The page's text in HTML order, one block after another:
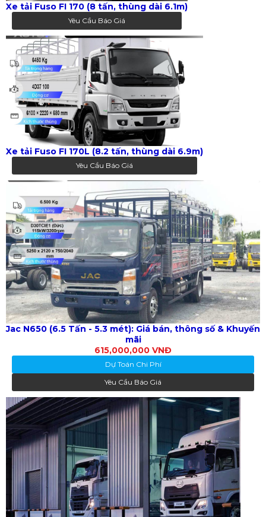
Xe tải Fuso FI 170 (8 tấn, thùng dài 6.1m)
Yêu Cầu Báo Giá
Xe tải Fuso FI 170L (8.2 tấn, thùng dài 6.9m)
Yêu Cầu Báo Giá
Jac N650 (6.5 Tấn - 5.3 mét): Giá bán, thông số & Khuyến
mãi
615,000,000 VNĐ
Dự Toán Chi Phí
Yêu Cầu Báo Giá